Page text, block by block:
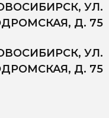
УЛ.
Д. 75
УЛ.
Д. 75